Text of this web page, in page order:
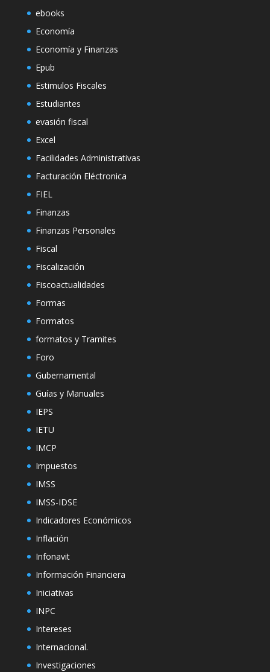
ebooks
Economía
Economía y Finanzas
Epub
Estimulos Fiscales
Estudiantes
evasión fiscal
Excel
Facilidades Administrativas
Facturación Eléctronica
FIEL
Finanzas
Finanzas Personales
Fiscal
Fiscalización
Fiscoactualidades
Formas
Formatos
formatos y Tramites
Foro
Gubernamental
Guías y Manuales
IEPS
IETU
IMCP
Impuestos
IMSS
IMSS-IDSE
Indicadores Económicos
Inflación
Infonavit
Información Financiera
Iniciativas
INPC
Intereses
Internacional.
Investigaciones